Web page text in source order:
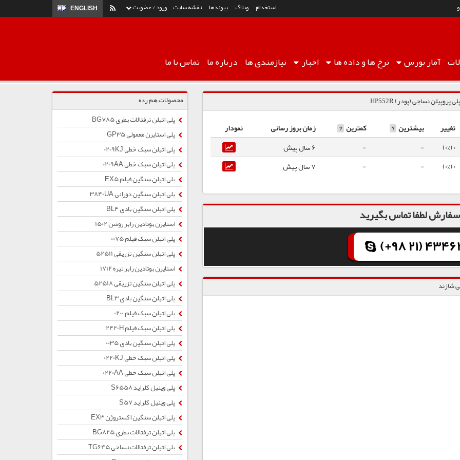
ورود / عضویت ENGLISH استخدام وبلاگ پیوندها نقشه سایت
آماربورس نرخ هاو داده ها اخبار نیازمندی ها درباره ما تماس با ما
پلی پروپیلن نساجی (پودر) HP552R
تغییر بیشترین ? کمترین ? زمان بروز رسانی
نمودار
0 (0%)
-
-
6 سال پیش
0 (0%)
-
- 7 سال پیش
لطفا تماس بگیرید
(+98 21)
محصولات هم رده
پلی اتیلن ترفتالات بطری BG785
پلی استایرن معمولی GP35
پلی اتیلن سبک خطی 0209KJ
پلی اتیلن سبک خطی 0209AA
پلی اتیلن سنگین فیلم EX5
پلی اتیلن سنگین دورانی 3840UA
پلی اتیلن سنگین بادی BL4
استایرن بوتادین رابر روشن 1502
پلی اتیلن سبک فیلم 0075
پلی اتیلن سنگین تزریقی 52511
استایرن بوتادین رابر تیره 1712
پلی اتیلن سنگین تزریقی 52518
پلی اتیلن سنگین بادی BL3
پلی اتیلن سبک فیلم 0200
پلی اتیلن سبک فیلم 2420H
پلی اتیلن سنگین بادی 0035
پلی اتیلن سبک خطی 0220KJ
پلی اتیلن سبک خطی 0220AA
پلی وینیل کلراید S6558
پلی وینیل کلراید S57
پلی اتیلن سنگین اکستروژن EX3
پلی اتیلن ترفتالات بطری BG825
پلی اتیلن ترفتالات نساجی TG645